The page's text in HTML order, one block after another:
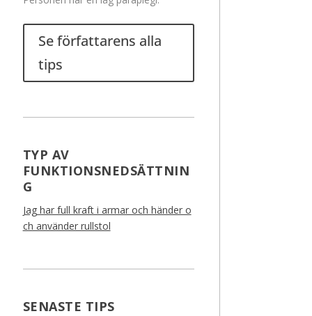
Se författarens alla
tips
TYP AV
FUNKTIONSNEDSÄTTNIN
G
Jag har full kraft i armar och händer o
ch använder rullstol
SENASTE TIPS